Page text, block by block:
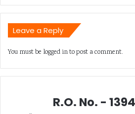
Leave a Reply
You must be logged into post a comment.
R.O. No. -